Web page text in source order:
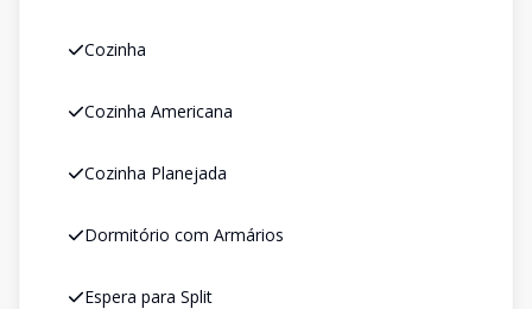
Cozinha
Cozinha Americana
Cozinha Planejada
Dormitório com Armários
Espera para Split